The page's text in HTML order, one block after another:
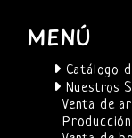
MENÚ
Catálogo
Nuestros
Venta de